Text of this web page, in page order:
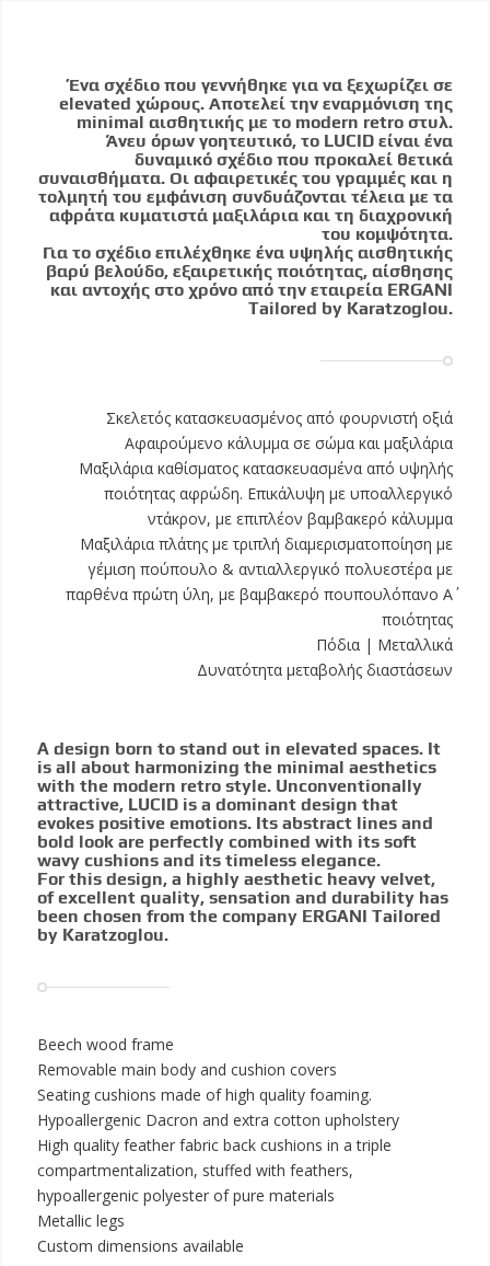
Ένα σχέδιο που γεννήθηκε για να ξεχωρίζει σε
elevated χώρους. Αποτελεί την εναρμόνιση της
minimal αισθητικής με το modern retro στυλ.
Άνευ όρων γοητευτικό, το LUCID είναι ένα
δυναμικό σχέδιο που προκαλεί θετικά
συναισθήματα. Οι αφαιρετικές του γραμμές και η
τολμητή του εμφάνιση συνδυάζονται τέλεια με τα
αφράτα κυματιστά μαξιλάρια και τη διαχρονική
του κομψότητα.
Για το σχέδιο επιλέχθηκε ένα υψηλής αισθητικής
βαρύ βελούδο, εξαιρετικής ποιότητας, αίσθησης
και αντοχής στο χρόνο από την εταιρεία ERGANI
Tailored by Karatzoglou.
Σκελετός κατασκευασμένος από φουρνιστή οξιά
Αφαιρούμενο κάλυμμα σε σώμα και μαξιλάρια
Μαξιλάρια καθίσματος κατασκευασμένα από υψηλής
ποιότητας αφρώδη. Επικάλυψη με υποαλλεργικό
ντάκρον, με επιπλέον βαμβακερό κάλυμμα
Μαξιλάρια πλάτης με τριπλή διαμερισματοποίηση με
γέμιση πούπουλο & αντιαλλεργικό πολυεστέρα με
παρθένα πρώτη ύλη, με βαμβακερό πουπουλόπανο Α΄
ποιότητας
Πόδια | Μεταλλικά
Δυνατότητα μεταβολής διαστάσεων
A design born to stand out in elevated spaces. It
is all about harmonizing the minimal aesthetics
with the modern retro style. Unconventionally
attractive, LUCID is a dominant design that
evokes positive emotions. Its abstract lines and
bold look are perfectly combined with its soft
wavy cushions and its timeless elegance.
For this design, a highly aesthetic heavy velvet,
of excellent quality, sensation and durability has
been chosen from the company ERGANI Tailored
by Karatzoglou.
Beech wood frame
Removable main body and cushion covers
Seating cushions made of high quality foaming.
Hypoallergenic Dacron and extra cotton upholstery
High quality feather fabric back cushions in a triple
compartmentalization, stuffed with feathers,
hypoallergenic polyester of pure materials
Metallic legs
Custom dimensions available